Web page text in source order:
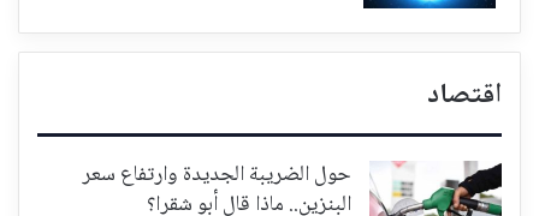
اقتصاد
حول الضريبة الجديدة وارتفاع سعر
البنزين.. ماذا قال أبو شقرا؟